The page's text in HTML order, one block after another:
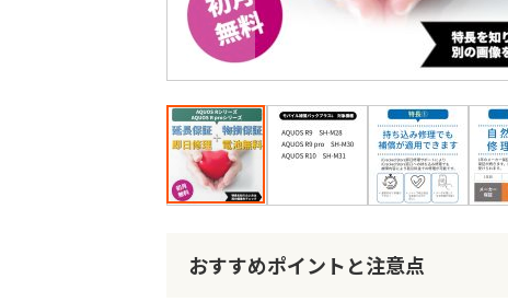
おすすめポイントと注意点